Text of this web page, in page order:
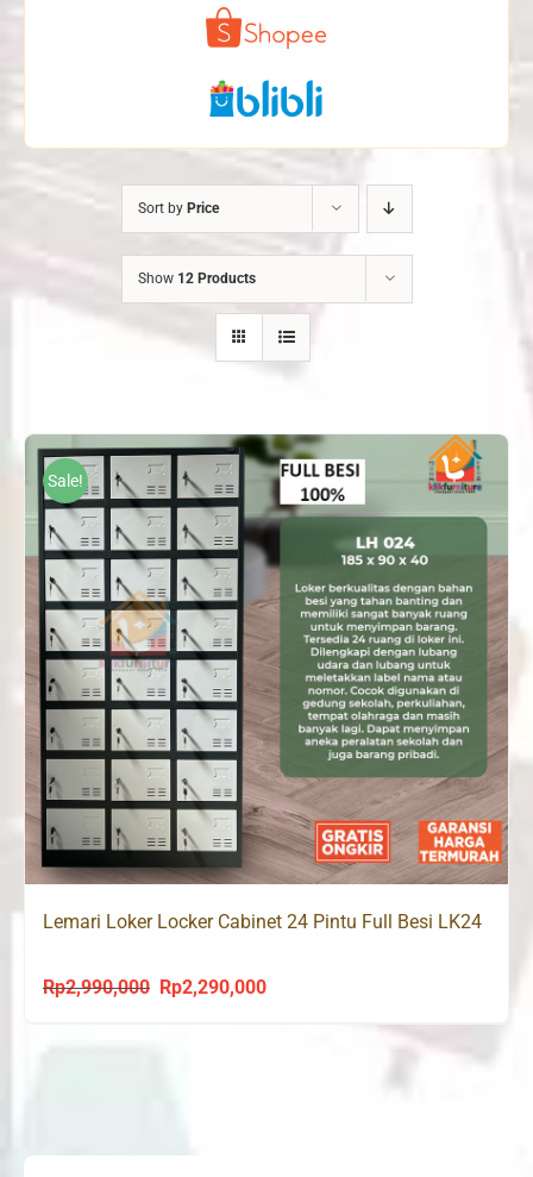
Sort by Price
Show 12 Products
Sale!
Lemari Loker Locker Cabinet 24 Pintu Full Besi LK24
Rp2,990,000 Original
Rp2,290,000Current